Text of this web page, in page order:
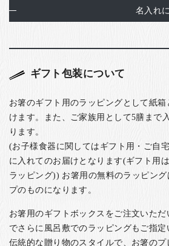
名入れ
ギフト包装について
お箸のギフト用のラッピングとして紙
けます。また、ご家族用として5膳まで
ります。
(お子様食器に関してはギフト用・ご自
に入れてのお届けとなります(ギフト用
ラッピング)) お箸用の無料のラッピン
プのものになります。
お箸用のギフトボックスをご注文いた
でさらに風呂敷でのラッピングもご指
伝統的な贈り物のスタイルで、お箸の